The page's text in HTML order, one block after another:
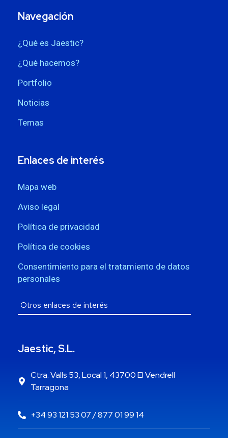
Navegación
¿Qué es Jaestic?
¿Qué hacemos?
Portfolio
Noticias
Temas
Enlaces de interés
Mapa web
Aviso legal
Política de privacidad
Política de cookies
Consentimiento para el tratamiento de datos
personales
Jaestic, S.L.
Ctra. Valls 53, Local 1, 43700 El Vendrell
Tarragona
+34 93 121 53 07 / 877 01 99 14